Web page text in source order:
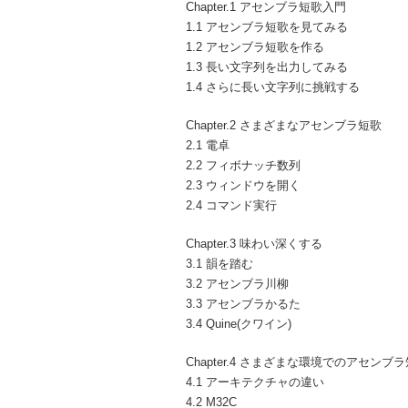
Chapter.1 アセンブラ短歌入門
1.1 アセンブラ短歌を見てみる
1.2 アセンブラ短歌を作る
1.3 長い文字列を出力してみる
1.4 さらに長い文字列に挑戦する
Chapter.2 さまざまなアセンブラ短歌
2.1 電卓
2.2 フィボナッチ数列
2.3 ウィンドウを開く
2.4 コマンド実行
Chapter.3 味わい深くする
3.1 韻を踏む
3.2 アセンブラ川柳
3.3 アセンブラかるた
3.4 Quine(クワイン)
Chapter.4 さまざまな環境でのアセンブラ
4.1 アーキテクチャの違い
4.2 M32C